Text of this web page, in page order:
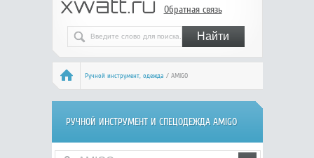
Обратная связь
Ручной инcтрумент, одежда / AMIGO
РУЧНОЙ ИНCТРУМЕНТ И СПЕЦОДЕЖДА AMIGO